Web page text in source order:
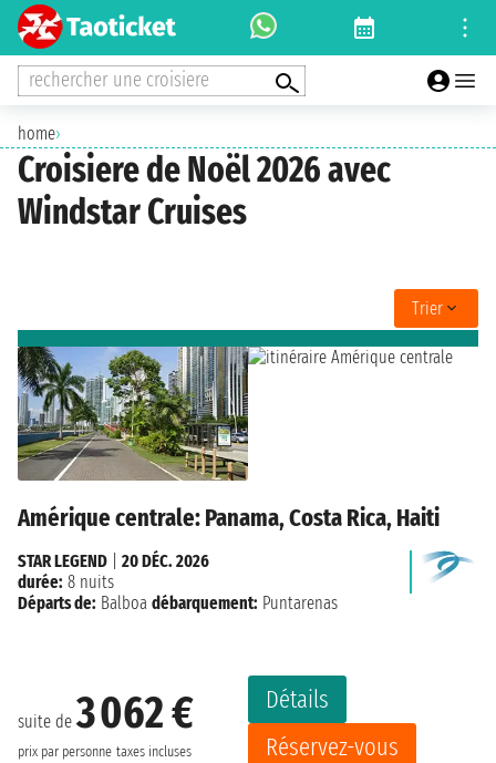
rechercher une croisiere
home›
Croisiere de Noël 2026 avec
Windstar Cruises
Trier
Amérique centrale: Panama, Costa Rica, Haiti
suite de3 062 €
prix par personne taxes incluses
Détails
Réservez-vous
STAR LEGEND
20 DÉC. 2026
durée: 8 nuits
Départs de: Balboa débarquement: Puntarenas